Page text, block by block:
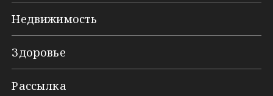
Недвижимость
Здоровье
Рассылка